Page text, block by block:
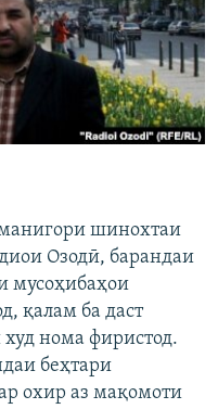
шинохтаи
Озодӣ, барандаи
мусоҳибаҳои
қалам ба даст
нома фиристод.
беҳтари
охир аз мақомоти